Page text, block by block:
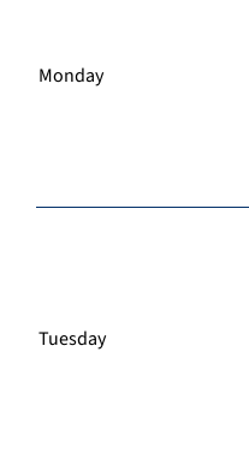
Monday
Tuesday